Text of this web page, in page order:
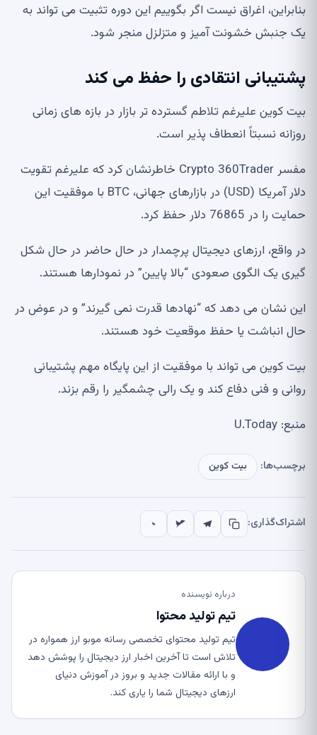
بنابراین، اغراق نیست اگر بگوییم این دوره تثبیت می تواند به
یک جنبش خشونت آمیز و متزلزل منجر شود.
پشتیبانی انتقادی را حفظ می کند
بیت کوین علیرغم تلاطم گسترده تر بازار در بازه های زمانی
روزانه نسبتاً انعطاف پذیر است.
مفسر Crypto 360Trader خاطرنشان کرد که علیرغم تقویت
دلار آمریکا (USD) در بازارهای جهانی، BTC با موفقیت این
حمایت را در 76865 دلار حفظ کرد.
در واقع، ارزهای دیجیتال پرچمدار در حال حاضر در حال شکل
گیری یک الگوی صعودی “بالا پایین” در نمودارها هستند.
این نشان می دهد که “نهادها قدرت نمی گیرند” و در عوض در
حال انباشت یا حفظ موقعیت خود هستند.
بیت کوین می تواند با موفقیت از این پایگاه مهم پشتیبانی
روانی و فنی دفاع کند و یک رالی چشمگیر را رقم بزند.
منبع: U.Today
برچسب‌ها: بیت کوین
اشتراک‌گذاری:
درباره نویسنده
تیم تولید محتوا
تیم تولید محتوای تخصصی رسانه موبو ارز همواره در
تلاش است تا آخرین اخبار ارز دیجیتال را پوشش دهد
و با ارائه مقالات جدید و بروز در آموزش دنیای
ارزهای دیجیتال شما را یاری کند.